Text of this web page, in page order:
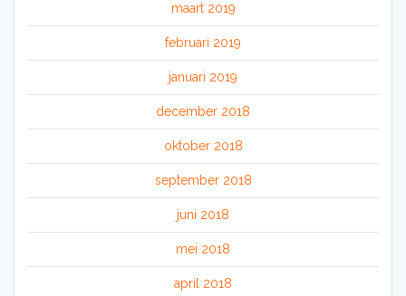
maart 2019
februari 2019
januari 2019
december 2018
oktober 2018
september 2018
juni 2018
mei 2018
april 2018